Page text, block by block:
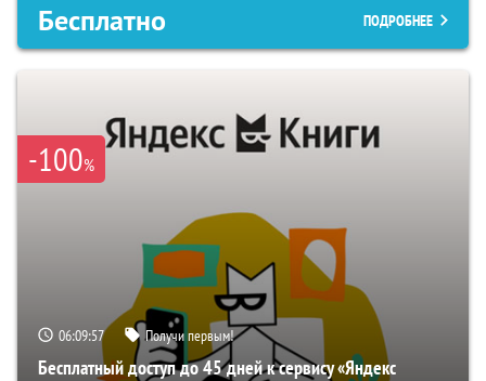
Бесплатно ПОДРОБНЕЕ
-100%
06:09:56 Получи первым!
Бесплатный доступ до 45 дней к сервису «Яндекс